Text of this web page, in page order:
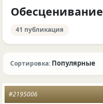
Обесценивание
41 публикация
Сортировка: Популярные
#2195006